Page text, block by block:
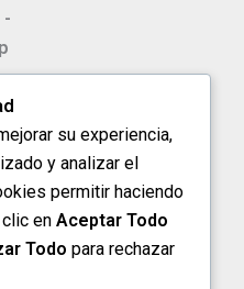
-
-
su experiencia,
y analizar el
permitir haciendo
clic en Aceptar Todo
Todo para rechazar